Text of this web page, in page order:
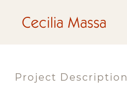
Project Description